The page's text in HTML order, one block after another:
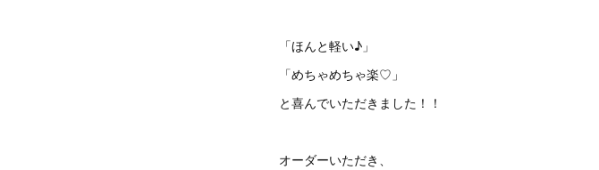
「ほんと軽い♪」
「めちゃめちゃ楽♡」
と喜んでいただきました！！
オーダーいただき、